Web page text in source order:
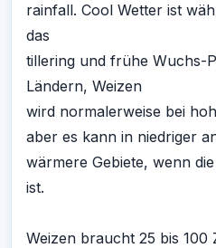
rainfall. Cool Wetter ist
das
tillering und frühe Wuchs-
Ländern, Weizen
wird normalerweise bei
aber es kann in niedriger
wärmere Gebiete, wenn
ist.
Weizen braucht 25 bis 100